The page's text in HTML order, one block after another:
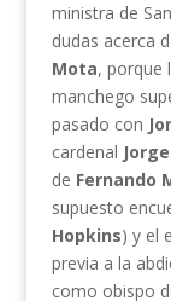
ministra de
dudas acerca
Mota, porque
manchego
pasado con
cardenal
de Fernando
supuesto
Hopkins) y el
previa a la
como obispo